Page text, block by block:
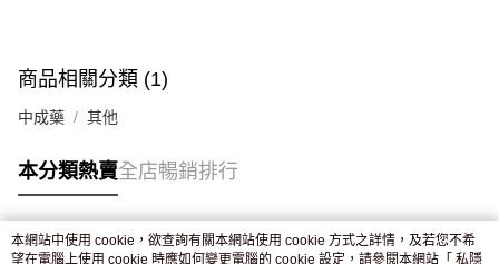
付款後門市自取，訂單確認後2-4個工作天到店，7天內取。逾期後
商品相關分類 (1)
中成藥 其他
本分類熱賣全店暢銷排行
熱門標籤
本網站中使用 cookie，欲查詢有關本網站使用 cookie 方式之詳情，及若您不希
望在電腦上使用 cookie 時應如何變更電腦的 cookie 設定，請參閱本網站「 私隱